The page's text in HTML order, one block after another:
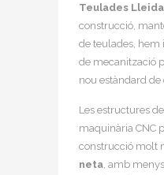
Teulades Lleida
construcció,
de teulades, hem
de mecanització
nou estàndard de
Les estructures
maquinària CNC
construcció molt
neta , amb